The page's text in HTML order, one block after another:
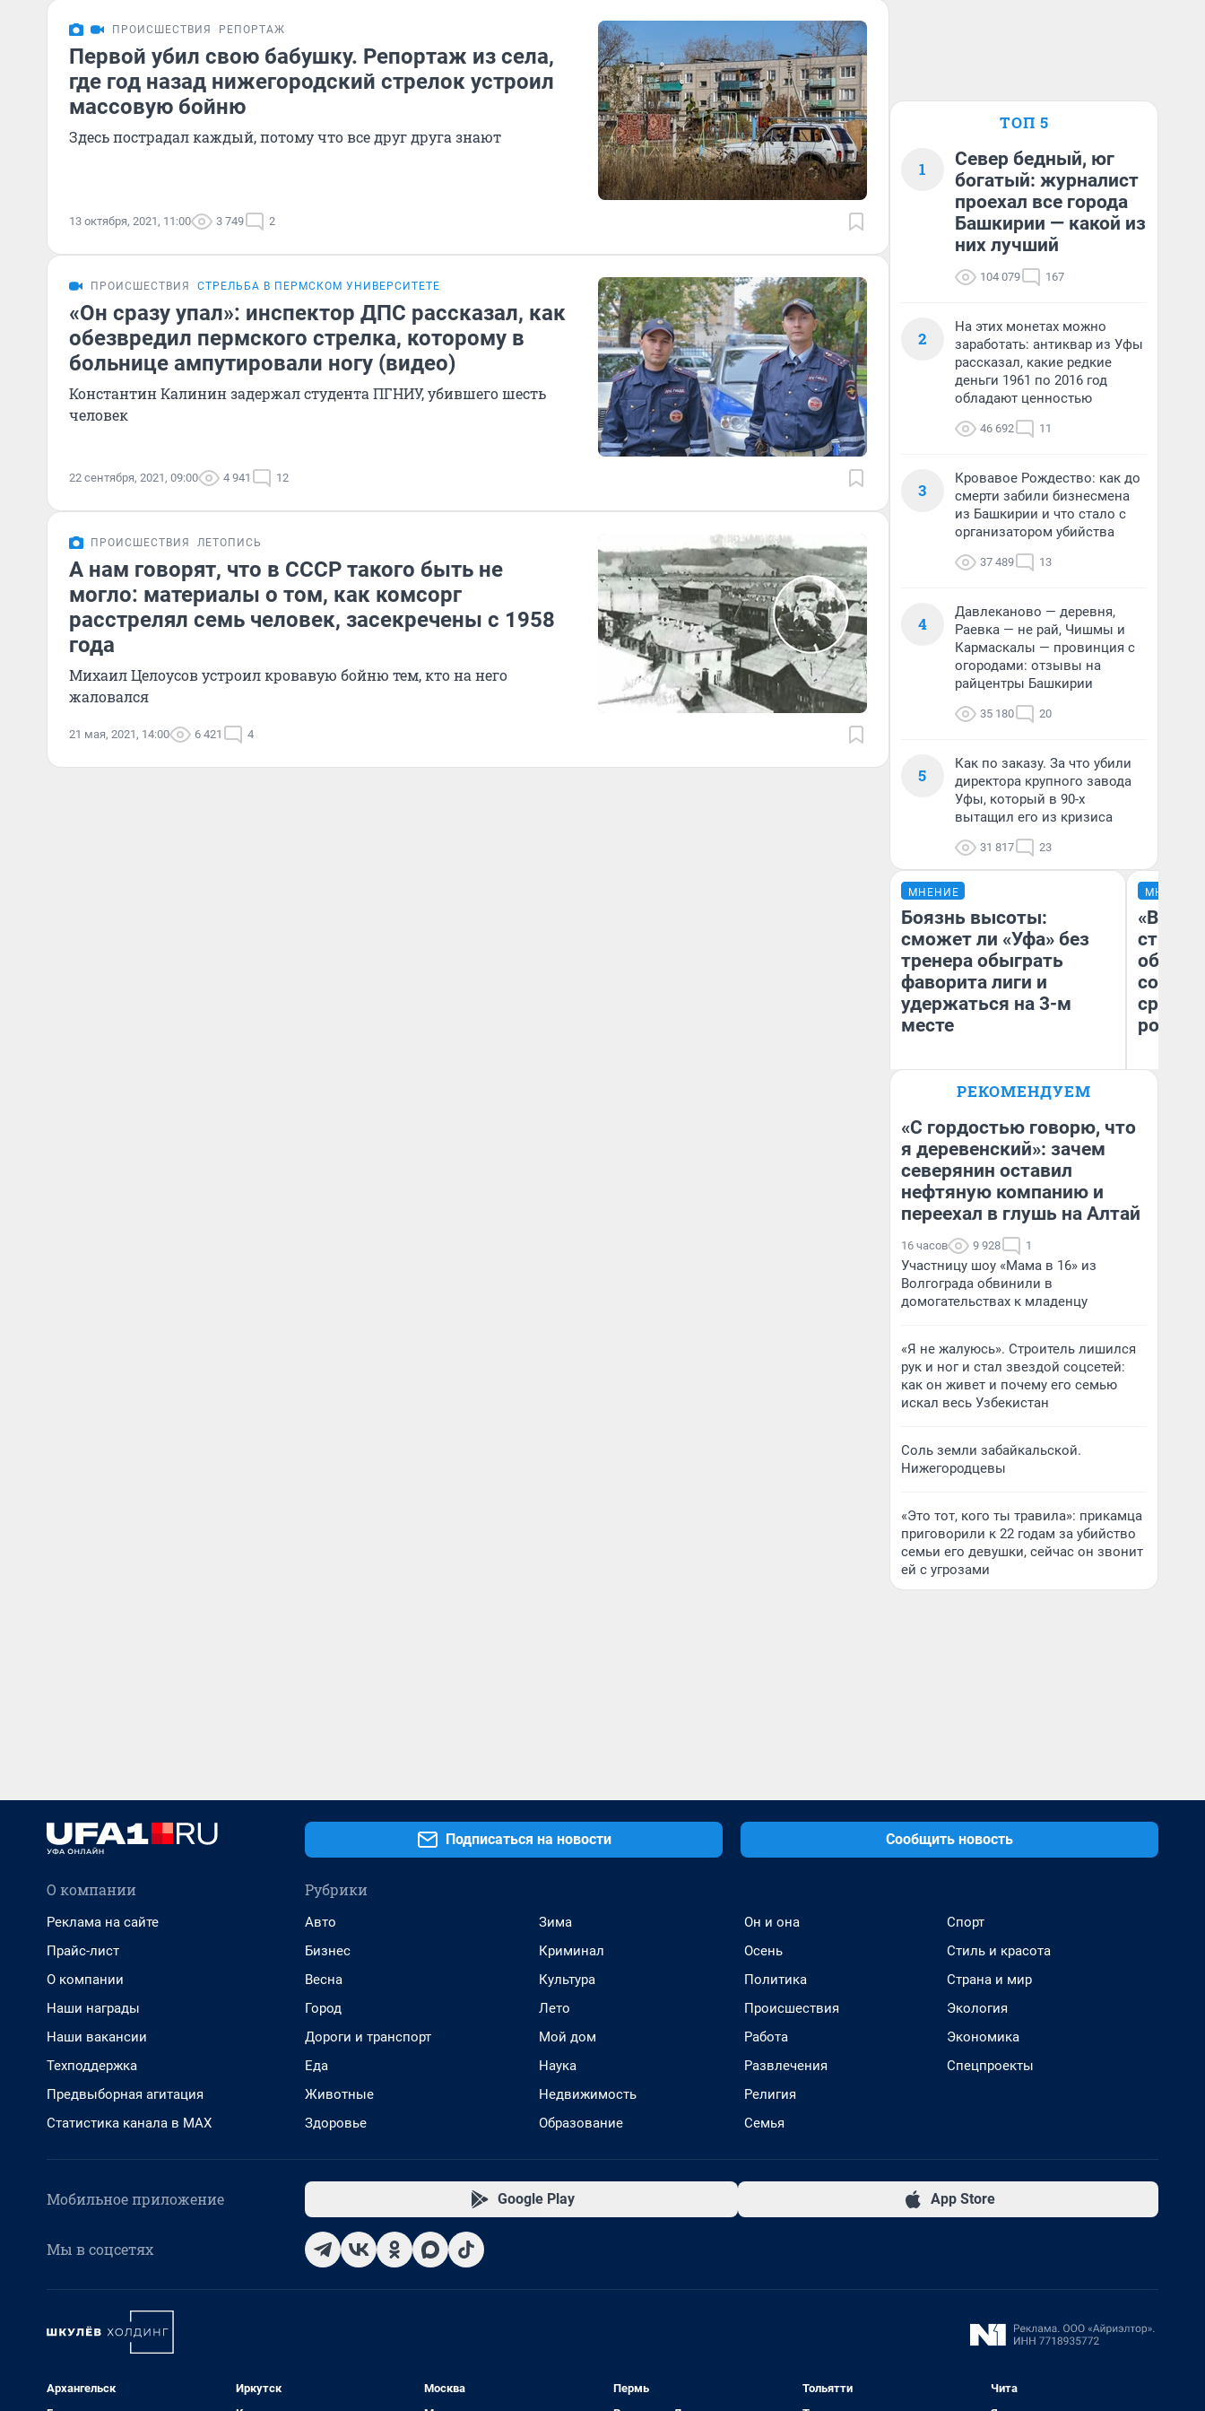
ПРОИСШЕСТВИЯ РЕПОРТАЖ
Первой убил свою бабушку. Репортаж из села,
где год назад нижегородский стрелок устроил
массовую бойню
Здесь пострадал каждый, потому что все друг друга знают
13 октября, 2021, 11:00 3 749 2
ПРОИСШЕСТВИЯ СТРЕЛЬБА В ПЕРМСКОМ УНИВЕРСИТЕТЕ
«Он сразу упал»: инспектор ДПС рассказал, как
обезвредил пермского стрелка, которому в
больнице ампутировали ногу (видео)
Константин Калинин задержал студента ПГНИУ, убившего шесть
человек
22 сентября, 2021, 09:00 4 941 12
ПРОИСШЕСТВИЯ ЛЕТОПИСЬ
А нам говорят, что в СССР такого быть не
могло: материалы о том, как комсорг
расстрелял семь человек, засекречены с 1958
года
Михаил Целоусов устроил кровавую бойню тем, кто на него
жаловался
21 мая, 2021, 14:00 6 421 4
ТОП 5
1
Север бедный, юг
богатый: журналист
проехал все города
Башкирии — какой из
них лучший
104 079 167
2
На этих монетах можно
заработать: антиквар из Уфы
рассказал, какие редкие
деньги 1961 по 2016 год
обладают ценностью
46 692 11
3
Кровавое Рождество: как до
смерти забили бизнесмена
из Башкирии и что стало с
организатором убийства
37 489 13
4
Давлеканово — деревня,
Раевка — не рай, Чишмы и
Кармаскалы — провинция с
огородами: отзывы на
райцентры Башкирии
35 180 20
5
Как по заказу. За что убили
директора крупного завода
Уфы, который в 90-х
вытащил его из кризиса
31 817 23
МНЕНИЕ
Боязнь высоты:
сможет ли «Уфа» без
тренера обыграть
фаворита лиги и
удержаться на 3-м
месте
Антон Селиверстов
МНЕНИЕ
«В
РЕКОМЕНДУЕМ
«С гордостью говорю, что
я деревенский»: зачем
северянин оставил
нефтяную компанию и
переехал в глушь на Алтай
16 часов 9 928 1
Участницу шоу «Мама в 16» из
Волгограда обвинили в
домогательствах к младенцу
«Я не жалуюсь». Строитель лишился
рук и ног и стал звездой соцсетей:
как он живет и почему его семью
искал весь Узбекистан
Соль земли забайкальской.
Нижегородцевы
«Это тот, кого ты травила»: прикамца
приговорили к 22 годам за убийство
семьи его девушки, сейчас он звонит
ей с угрозами
Подписаться на новости Сообщить новость
О компании
Реклама на сайте
Прайс-лист
О компании
Наши награды
Наши вакансии
Техподдержка
Предвыборная агитация
Статистика канала в MAX
Рубрики
Авто
Бизнес
Весна
Город
Дороги и транспорт
Еда
Животные
Здоровье
Зима
Криминал
Культура
Лето
Мой дом
Наука
Недвижимость
Образование
Он и она
Осень
Политика
Происшествия
Работа
Развлечения
Религия
Семья
Спорт
Стиль и красота
Страна и мир
Экология
Экономика
Спецпроекты
Мобильное приложение Google Play App Store
Мы в соцсетях
Архангельск
Иркутск
Москва
Пермь
Тольятти
Чита